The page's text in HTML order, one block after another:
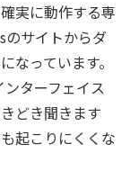
実に動作する専
のサイトからダ
なっています。
ンターフェイス
どき聞きます
起こりにくくな